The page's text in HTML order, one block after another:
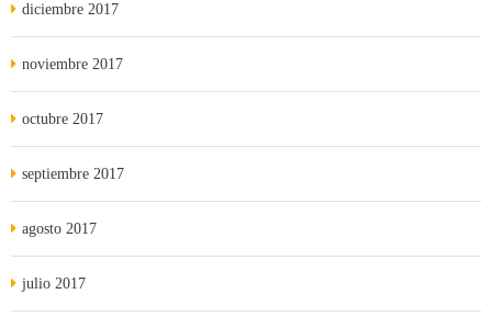
diciembre 2017
noviembre 2017
octubre 2017
septiembre 2017
agosto 2017
julio 2017